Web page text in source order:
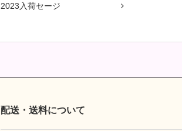
2023入荷セージ
配送・送料について